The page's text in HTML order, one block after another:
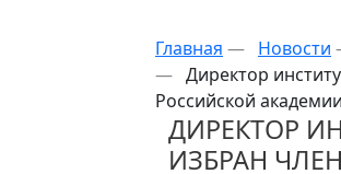
Главная — Новости
— Директор
Российской
ДИРЕКТОР
ИЗБРАН